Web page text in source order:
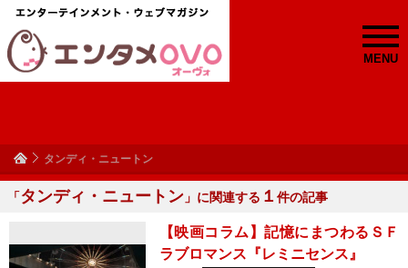
MENU
タンディ・ニュートン
「タンディ・ニュートン 」に関連する １ 件の記事
【映画コラム】記憶にまつわるＳＦ
ラブロマンス『レミニセンス』